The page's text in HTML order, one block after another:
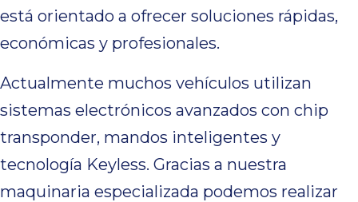
está orientado a ofrecer soluciones rápidas,
económicas y profesionales.
Actualmente muchos vehículos utilizan
sistemas electrónicos avanzados con chip
transponder, mandos inteligentes y
tecnología Keyless. Gracias a nuestra
maquinaria especializada podemos realizar